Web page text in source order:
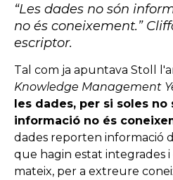
“Les dades no són
no és coneixement.”
escriptor.
Tal com ja apuntava Stoll
Knowledge Management
les dades, per si soles
informació no és
dades reporten informació
que hagin estat integrades i
mateix, per a extreure